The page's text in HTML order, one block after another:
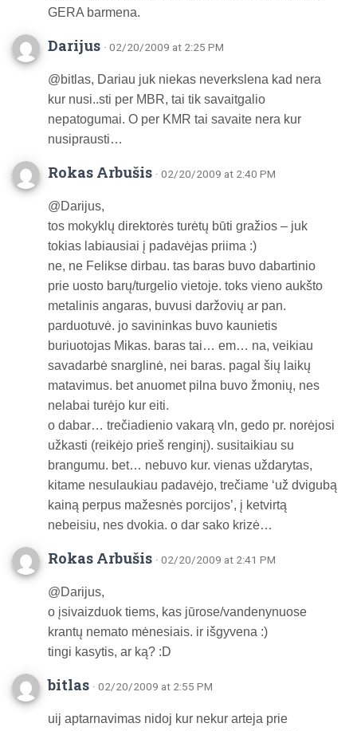
GERA barmena.
Darijus · 02/20/2009 at 2:25 PM
@bitlas, Dariau juk niekas neverkslena kad nera
kur nusi..sti per MBR, tai tik savaitgalio
nepatogumai. O per KMR tai savaite nera kur
nusiprausti…
Rokas Arbušis · 02/20/2009 at 2:40 PM
@Darijus,
tos mokyklų direktorės turėtų būti gražios – juk
tokias labiausiai į padavėjas priima :)
ne, ne Felikse dirbau. tas baras buvo dabartinio
prie uosto barų/turgelio vietoje. toks vieno aukšto
metalinis angaras, buvusi daržovių ar pan.
parduotuvė. jo savininkas buvo kaunietis
buriuotojas Mikas. baras tai… em… na, veikiau
savadarbė snarglinė, nei baras. pagal šių laikų
matavimus. bet anuomet pilna buvo žmonių, nes
nelabai turėjo kur eiti.
o dabar… trečiadienio vakarą vln, gedo pr. norėjosi
užkasti (reikėjo prieš renginį). susitaikiau su
brangumu. bet… nebuvo kur. vienas uždarytas,
kitame nesulaukiau padavėjo, trečiame ‘už dvigubą
kainą perpus mažesnės porcijos’, į ketvirtą
nebeisiu, nes dvokia. o dar sako krizė…
Rokas Arbušis · 02/20/2009 at 2:41 PM
@Darijus,
o įsivaizduok tiems, kas jūrose/vandenynuose
krantų nemato mėnesiais. ir išgyvena :)
tingi kasytis, ar ką? :D
bitlas · 02/20/2009 at 2:55 PM
uij aptarnavimas nidoj kur nekur arteja prie